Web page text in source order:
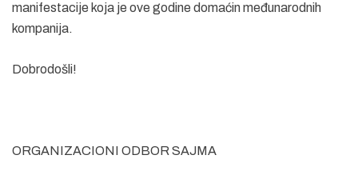
manifestacije koja je ove godine domaćin međunarodnih
kompanija.
Dobrodošli!
ORGANIZACIONI ODBOR SAJMA